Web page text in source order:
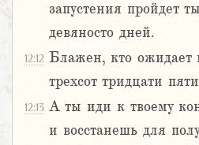
запустения пройдет
девяносто дней.
12:12 Блажен, кто ожидает
трехсот тридцати
12:13 А ты иди к твоему
и восстанешь для